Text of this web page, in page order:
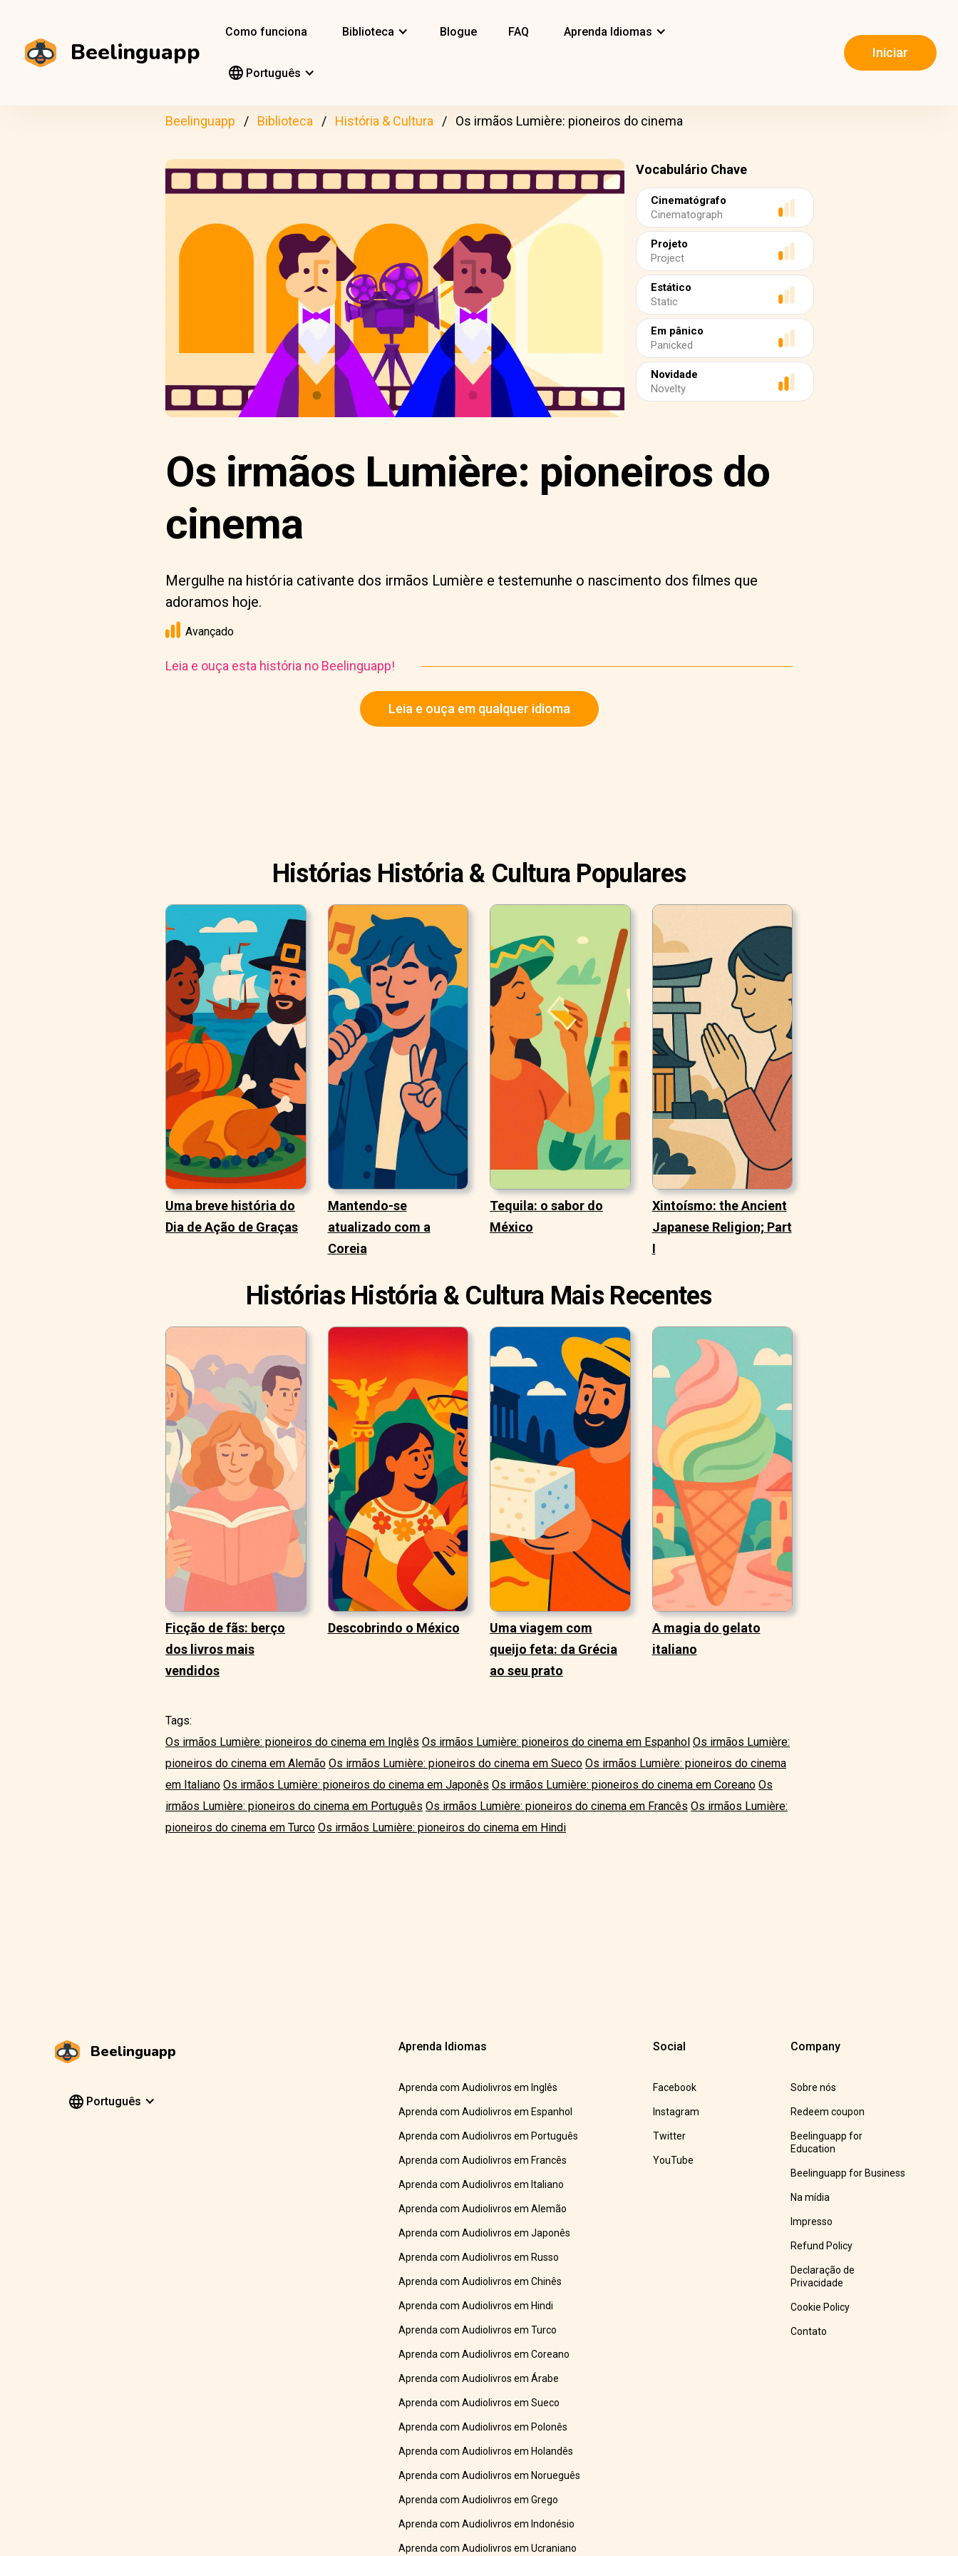
Beelinguapp
Como funciona Biblioteca Blogue FAQ Aprenda Idiomas
Português
Iniciar
Beelinguapp Biblioteca História & Cultura Os irmãos Lumière: pioneiros do cinema
Vocabulário Chave
Cinematógrafo
Cinematograph
Projeto
Project
Estático
Static
Em pânico
Panicked
Novidade
Novelty
Os irmãos Lumière: pioneiros do
cinema
Mergulhe na história cativante dos irmãos Lumière e testemunhe o nascimento dos filmes que
adoramos hoje.
Avançado
Leia e ouça esta história no Beelinguapp!
Leia e ouça em qualquer idioma
Histórias História & Cultura Populares
Uma breve história do
Dia de Ação de Graças
Mantendo-se
atualizado com a
Coreia
Tequila: o sabor do
México
Xintoísmo: the Ancient
Japanese Religion; Part
I
Histórias História & Cultura Mais Recentes
Ficção de fãs: berço
dos livros mais
vendidos
Descobrindo o México
Uma viagem com
queijo feta: da Grécia
ao seu prato
A magia do gelato
italiano
Tags:
Os irmãos Lumière: pioneiros do cinema em Inglês Os irmãos Lumière: pioneiros do cinema em Espanhol Os irmãos Lumière:
pioneiros do cinema em Alemão Os irmãos Lumière: pioneiros do cinema em Sueco Os irmãos Lumière: pioneiros do cinema
em Italiano Os irmãos Lumière: pioneiros do cinema em Japonês Os irmãos Lumière: pioneiros do cinema em Coreano Os
irmãos Lumière: pioneiros do cinema em Português Os irmãos Lumière: pioneiros do cinema em Francês Os irmãos Lumière:
pioneiros do cinema em Turco Os irmãos Lumière: pioneiros do cinema em Hindi
Beelinguapp
Português
Aprenda Idiomas
Aprenda com Audiolivros em Inglês
Aprenda com Audiolivros em Espanhol
Aprenda com Audiolivros em Português
Aprenda com Audiolivros em Francês
Aprenda com Audiolivros em Italiano
Aprenda com Audiolivros em Alemão
Aprenda com Audiolivros em Japonês
Aprenda com Audiolivros em Russo
Aprenda com Audiolivros em Chinês
Aprenda com Audiolivros em Hindi
Aprenda com Audiolivros em Turco
Aprenda com Audiolivros em Coreano
Aprenda com Audiolivros em Árabe
Aprenda com Audiolivros em Sueco
Aprenda com Audiolivros em Polonês
Aprenda com Audiolivros em Holandês
Aprenda com Audiolivros em Norueguês
Aprenda com Audiolivros em Grego
Aprenda com Audiolivros em Indonésio
Aprenda com Audiolivros em Ucraniano
Social
Facebook
Instagram
Twitter
YouTube
Company
Sobre nós
Redeem coupon
Beelinguapp for
Education
Beelinguapp for Business
Na mídia
Impresso
Refund Policy
Declaração de
Privacidade
Cookie Policy
Contato